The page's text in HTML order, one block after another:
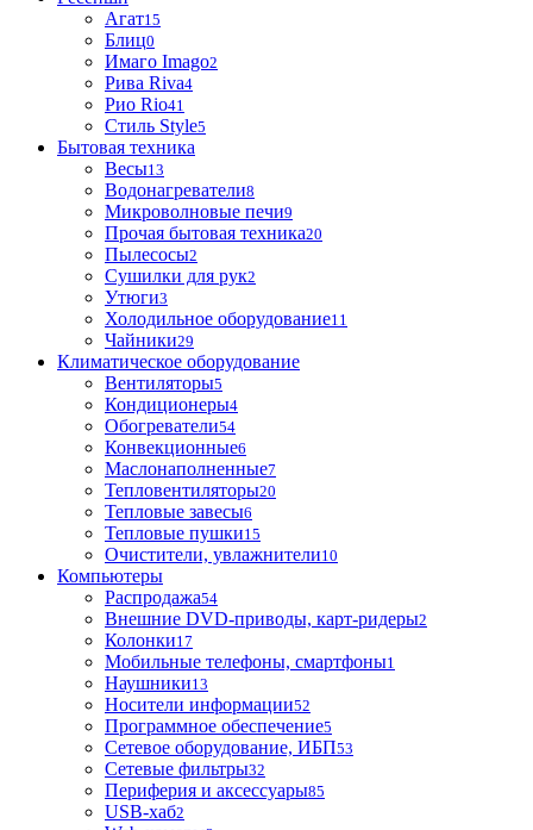
Агат15
Блиц0
Имаго Imago2
Рива Riva4
Рио Rio41
Стиль Style5
Бытовая техника
Весы13
Водонагреватели8
Микроволновые печи9
Прочая бытовая техника20
Пылесосы2
Сушилки для рук2
Утюги3
Холодильное оборудование11
Чайники29
Климатическое оборудование
Вентиляторы5
Кондиционеры4
Обогреватели54
Конвекционные6
Маслонаполненные7
Тепловентиляторы20
Тепловые завесы6
Тепловые пушки15
Очистители, увлажнители10
Компьютеры
Распродажа54
Внешние DVD-приводы, карт-ридеры2
Колонки17
Мобильные телефоны, смартфоны1
Наушники13
Носители информации52
Программное обеспечение5
Сетевое оборудование, ИБП53
Сетевые фильтры32
Периферия и аксессуары85
USB-хаб2